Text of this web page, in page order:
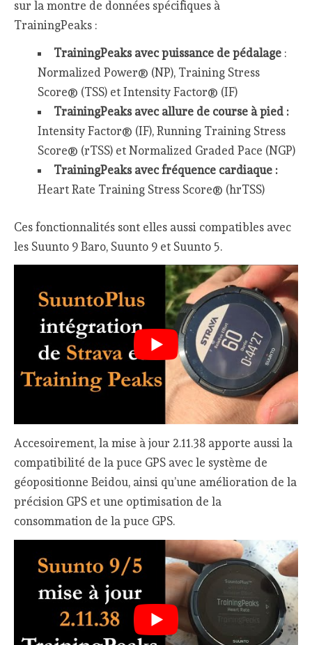
sur la montre de données spécifiques à
TrainingPeaks :
TrainingPeaks avec puissance de pédalage:
Normalized Power® (NP), Training Stress
Score® (TSS) et Intensity Factor® (IF)
TrainingPeaks avec allure de course à pied :
Intensity Factor® (IF), Running Training Stress
Score® (rTSS) et Normalized Graded Pace (NGP)
TrainingPeaks avec fréquence cardiaque :
Heart Rate Training Stress Score® (hrTSS)
Ces fonctionnalités sont elles aussi compatibles avec
les Suunto 9 Baro, Suunto 9 et Suunto 5.
Accesoirement, la mise à jour 2.11.38 apporte aussi la
compatibilité de la puce GPS avec le système de
géopositionne Beidou, ainsi qu’une amélioration de la
précision GPS et une optimisation de la
consommation de la puce GPS.